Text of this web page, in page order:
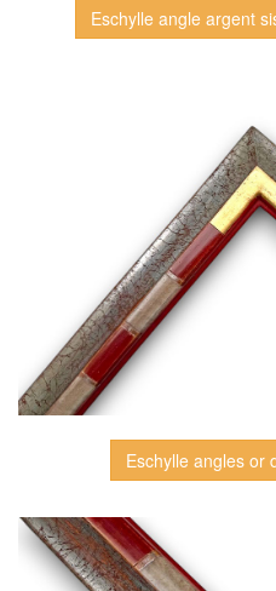
Eschylle angle argent
Eschylle angles or